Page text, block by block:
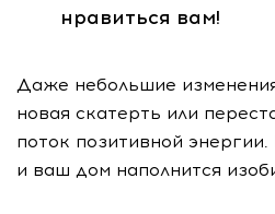
нравиться вам!
Даже небольшие
новая скатерть или
поток позитивной
и ваш дом наполнится